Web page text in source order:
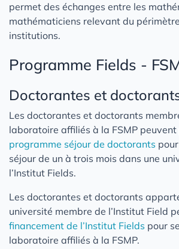
permet des échanges entre les
mathématiciens relevant du
institutions.
Programme Fields -
Doctorantes et
Les doctorantes et doctorants
laboratoire affiliés à la FSMP
programme séjour de doctorants
séjour de un à trois mois dans une
l’Institut Fields.
Les doctorantes et doctorants
université membre de l’Institut Field
financement de l’Institut Fields pour
laboratoire affiliés à la FSMP.